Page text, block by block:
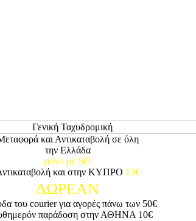
και Αντικαταβολή σε όλη
την Ελλάδα
μόνο με 5€!
και στην ΚΥΠΡΟ 13€
ΔΩΡΕΑΝ
του courier για αγορές πάνω των 50€
παράδοση στην ΑΘΗΝΑ 10€